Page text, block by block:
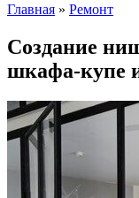
Главная » Ремонт
Создание
шкафа-купе